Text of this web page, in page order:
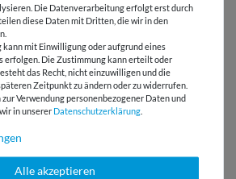
ab 60 € -
mit DHL
Kundenservice
in 24h
98% positive
Die Datenverarbeitung erfolgt erst durch
diese Daten mit Dritten, die wir in den
mit Einwilligung oder aufgrund eines
erfolgen. Die Zustimmung kann erteilt oder
das Recht, nicht einzuwilligen und die
Zeitpunkt zu ändern oder zu widerrufen.
Verwendung personenbezogener Daten und
in unserer Daten­schutz­erklärung
Alle akzeptieren